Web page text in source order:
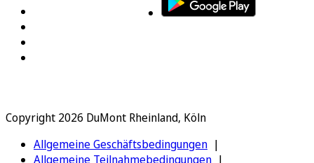
Copyright 2026 DuMont Rheinland, Köln
Allgemeine Geschäftsbedingungen
Allgemeine Teilnahmebedingungen